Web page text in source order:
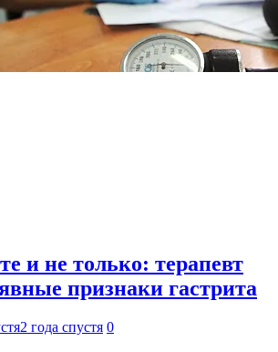
и не только: терапевт
признаки гастрита
2 года спустя 0